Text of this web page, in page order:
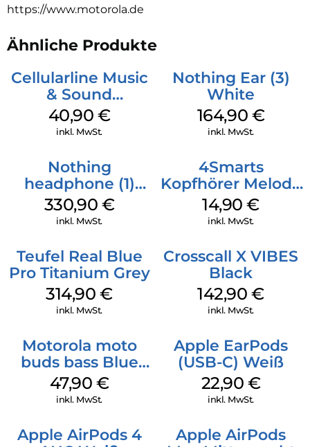
https://www.motorola.de
Ähnliche Produkte
Cellularline Music
& Sound
Bluetooth
Headphone MAXI
40,90 €
inkl. MwSt.
Nothing Ear (3)
White
164,90 €
inkl. MwSt.
Nothing
headphone (1)
Schwarz
330,90 €
inkl. MwSt.
4Smarts
Kopfhörer Melody
Digital USB-C
Weiß
14,90€
inkl. MwSt.
Teufel Real Blue
Pro Titanium Grey
314,90€
inkl. MwSt.
Crosscall X VIBES
Black
142,90€
inkl. MwSt.
Motorola moto
buds bass Blue
Jewel
47,90 €
inkl. MwSt.
Apple EarPods
(USB-C) Weiß
22,90 €
inkl. MwSt.
Apple AirPods 4
Apple AirPods